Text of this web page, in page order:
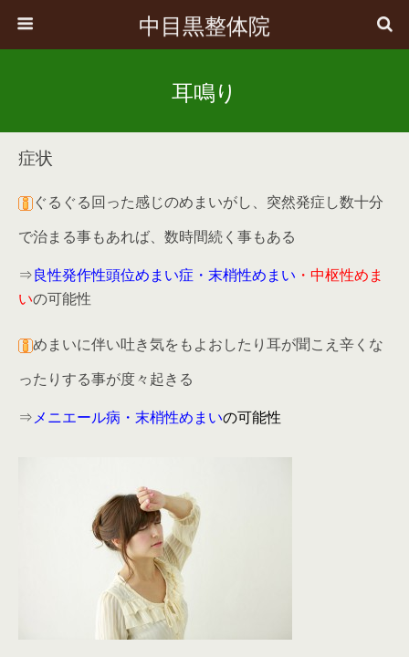
中目黒整体院
耳鳴り
症状
ぐるぐる回った感じのめまいがし、突然発症し数十分
で治まる事もあれば、数時間続く事もある
⇒良性発作性頭位めまい症・末梢性めまい ・中枢性めま
いの可能性
めまいに伴い吐き気をもよおしたり耳が聞こえ辛くな
ったりする事が度々起きる
⇒メニエール病・末梢性めまいの可能性